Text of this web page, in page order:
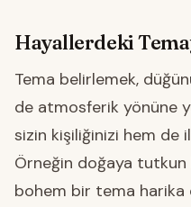
Hayallerdeki
Tema belirlemek,
de atmosferik yönüne
sizin kişiliğinizi hem de
Örneğin doğaya
bohem bir tema harika